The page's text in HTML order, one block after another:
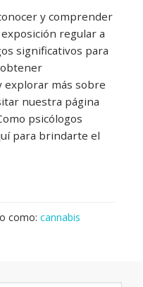
y comprender
regular a
significativos para
obtener
explorar más sobre
nuestra página
psicólogos
para brindarte el
como: cannabis